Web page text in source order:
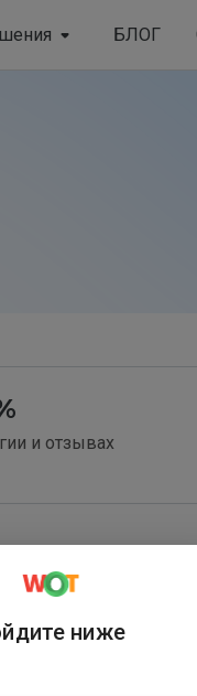
БЛОГ
и отзывах
ниже